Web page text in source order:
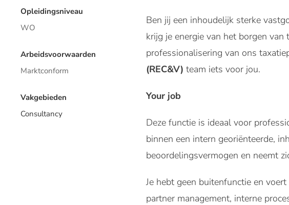
Opleidingsniveau
WO
Arbeidsvoorwaarden
Marktconform
Vakgebieden
Consultancy
Ben jij een inhoudelijk sterke
krijg je energie van het borgen
professionalisering van ons
(REC&V) team iets voor jou.
Your job
Deze functie is ideaal voor
binnen een intern georiënteerde,
beoordelingsvermogen en neemt
Je hebt geen buitenfunctie en
partner management, interne